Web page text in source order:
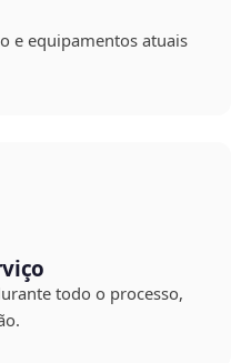
e equipamentos atuais
todo o processo,